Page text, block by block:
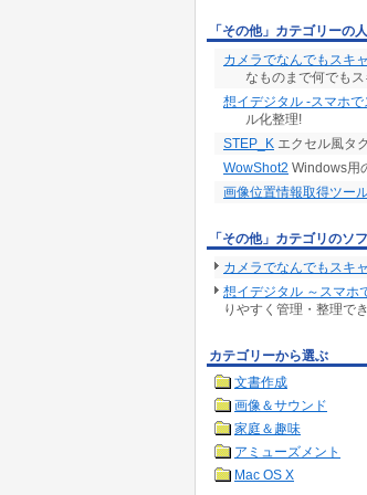
「その他」カテゴリーの
カメラでなんでもスキ
なものまで何でも
想イデジタル -スマホ
ル化整理!
STEP_K エクセル風タ
WowShot2 Windows用
画像位置情報取得ツー
「その他」カテゴリのソ
カメラでなんでもスキ
想イデジタル ～スマホ
りやすく管理・整理で
カテゴリーから選ぶ
文書作成
画像＆サウンド
家庭＆趣味
アミューズメント
Mac OS X